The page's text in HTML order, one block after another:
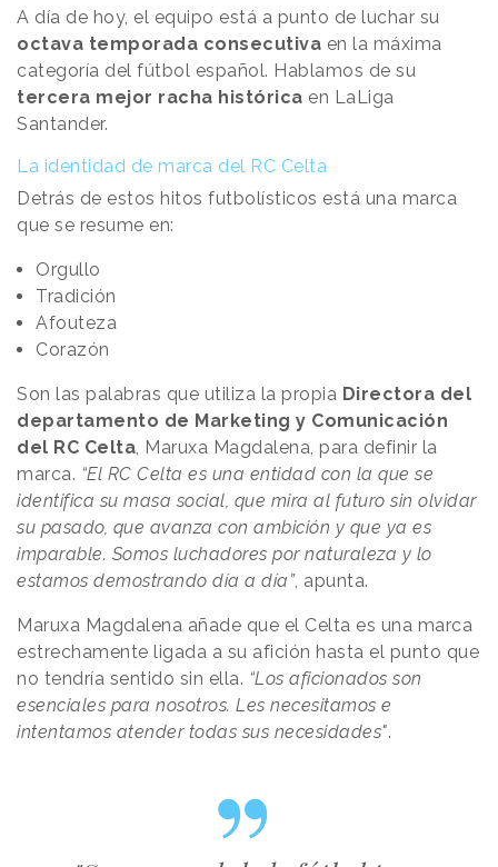
A día de hoy, el equipo está a punto de luchar su
octava temporada consecutiva en la máxima
categoría del fútbol español. Hablamos de su
tercera mejor racha histórica en LaLiga
Santander.
La identidad de marca del RC Celta
Detrás de estos hitos futbolísticos está una marca
que se resume en:
Orgullo
Tradición
Afouteza
Corazón
Son las palabras que utiliza la propia Directora del
departamento de Marketing y Comunicación
del RC Celta, Maruxa Magdalena, para definir la
marca. “El RC Celta es una entidad con la que se
identifica su masa social, que mira al futuro sin olvidar
su pasado, que avanza con ambición y que ya es
imparable. Somos luchadores por naturaleza y lo
estamos demostrando día a día”, apunta.
Maruxa Magdalena añade que el Celta es una marca
estrechamente ligada a su afición hasta el punto que
no tendría sentido sin ella. “Los aficionados son
esenciales para nosotros. Les necesitamos e
intentamos atender todas sus necesidades".